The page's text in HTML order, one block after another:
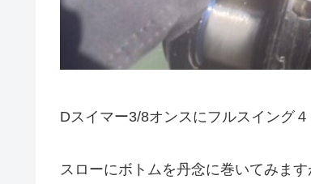
Dスイマー3/8オンスにフルスイング４
スローにボトムを丹念に巻いてみます